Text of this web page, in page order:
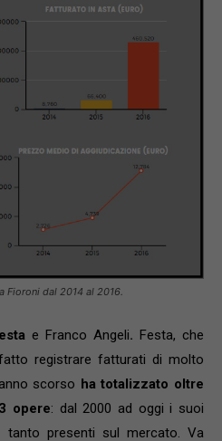
Fioroni dal 2014 al 2016.
e Franco Angeli. Festa, che
registrare fatturati di molto
scorso ha totalizzato oltre
opere: dal 2000 ad oggi i suoi
tanto presenti sul mercato. Va